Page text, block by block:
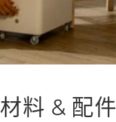
材料 & 配件